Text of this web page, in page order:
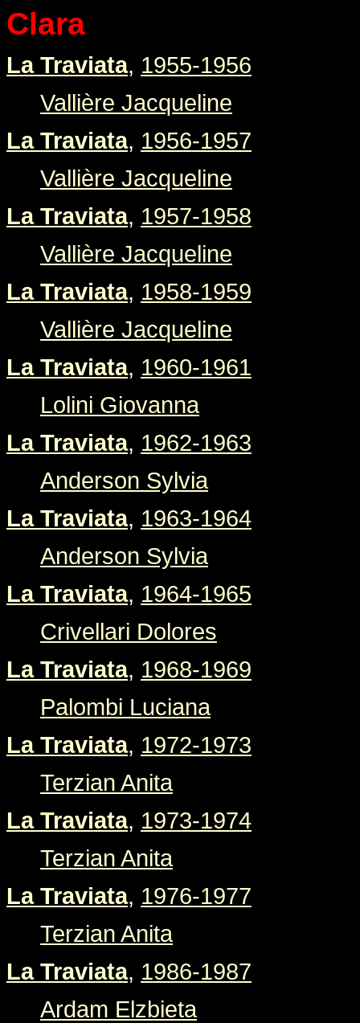
Clara
La Traviata, 1955-1956
Vallière Jacqueline
La Traviata, 1956-1957
Vallière Jacqueline
La Traviata, 1957-1958
Vallière Jacqueline
La Traviata, 1958-1959
Vallière Jacqueline
La Traviata, 1960-1961
Lolini Giovanna
La Traviata, 1962-1963
Anderson Sylvia
La Traviata, 1963-1964
Anderson Sylvia
La Traviata, 1964-1965
Crivellari Dolores
La Traviata, 1968-1969
Palombi Luciana
La Traviata, 1972-1973
Terzian Anita
La Traviata, 1973-1974
Terzian Anita
La Traviata, 1976-1977
Terzian Anita
La Traviata, 1986-1987
Ardam Elzbieta